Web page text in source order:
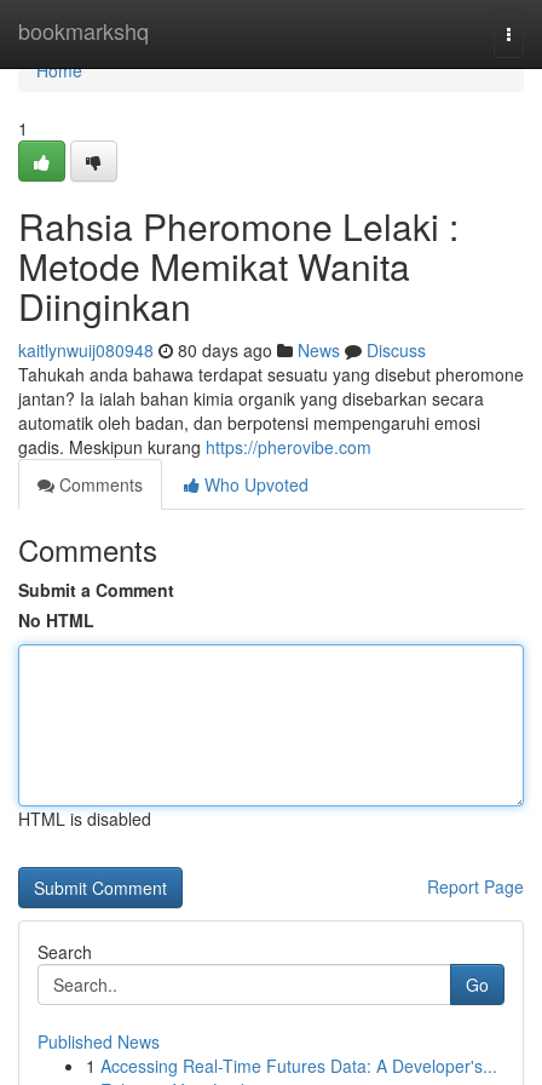
bookmarkshq
Home
Home
1
Rahsia Pheromone Lelaki :
Metode Memikat Wanita
Diinginkan
kaitlynwuij080948 80 days ago News
Discuss
Tahukah anda bahawa terdapat sesuatu yang disebut pheromone
jantan? Ia ialah bahan kimia organik yang disebarkan secara
automatik oleh badan, dan berpotensi mempengaruhi emosi
gadis. Meskipun kurang https://pherovibe.com
Comments
Who Upvoted
Comments
Submit a Comment
No HTML
HTML is disabled
Report Page
Search
Go
Published News
1 Accessing Real-Time Futures Data: A Developer's...